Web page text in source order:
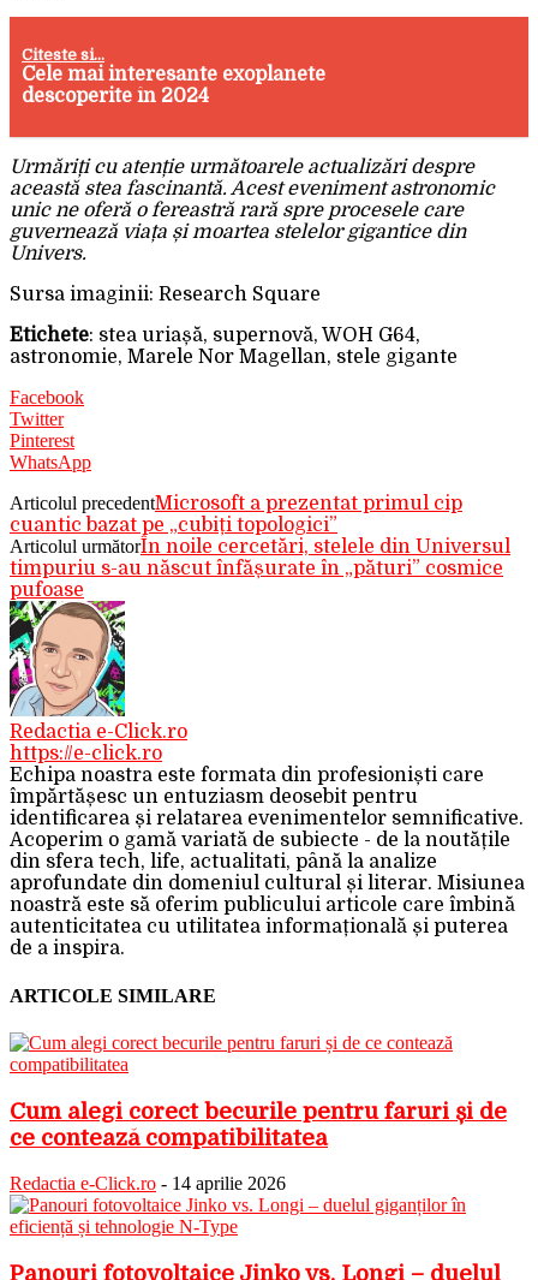
Citeste si...
Cele mai interesante exoplanete
descoperite în 2024
Urmăriți cu atenție următoarele actualizări despre
această stea fascinantă. Acest eveniment astronomic
unic ne oferă o fereastră rară spre procesele care
guvernează viața și moartea stelelor gigantice din
Univers.
Sursa imaginii: Research Square
Etichete: stea uriașă, supernovă, WOH G64,
astronomie, Marele Nor Magellan, stele gigante
Facebook
Twitter
Pinterest
WhatsApp
Articolul precedentMicrosoft a prezentat primul cip
cuantic bazat pe „cubiți topologici”
Articolul următorÎn noile cercetări, stelele din Universul
timpuriu s-au născut înfășurate în „pături” cosmice
pufoase
Redactia e-Click.ro
https://e-click.ro
Echipa noastra este formata din profesioniști care
împărtășesc un entuziasm deosebit pentru
identificarea și relatarea evenimentelor semnificative.
Acoperim o gamă variată de subiecte - de la noutățile
din sfera tech, life, actualitati, până la analize
aprofundate din domeniul cultural și literar. Misiunea
noastră este să oferim publicului articole care îmbină
autenticitatea cu utilitatea informațională și puterea
de a inspira.
ARTICOLE SIMILARE
Cum alegi corect becurile pentru faruri și de
ce contează compatibilitatea
Redactia e-Click.ro - 14 aprilie 2026
Panouri fotovoltaice Jinko vs. Longi – duelul